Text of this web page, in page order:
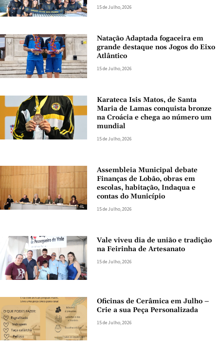
15 de Julho, 2026
Natação Adaptada fogaceira em
grande destaque nos Jogos do Eixo
Atlântico
15 de Julho, 2026
Karateca Isis Matos, de Santa
Maria de Lamas conquista bronze
na Croácia e chega ao número um
mundial
15 de Julho, 2026
Assembleia Municipal debate
Finanças de Lobão, obras em
escolas, habitação, Indaqua e
contas do Município
15 de Julho, 2026
Vale viveu dia de união e tradição
na Feirinha de Artesanato
15 de Julho, 2026
Oficinas de Cerâmica em Julho –
Crie a sua Peça Personalizada
15 de Julho, 2026